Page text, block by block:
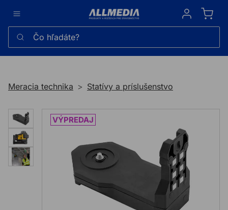
Sign in
Čo hľadáte?
Meracia technika Statívy a príslušenstvo